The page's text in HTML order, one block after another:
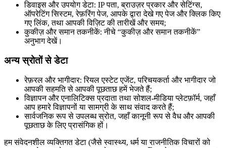
डिवाइस और उपयोग डेटा: IP पता, ब्राउज़र प्रकार और सेटिंग्स,
ऑपरेटिंग सिस्टम, रेफ़रिंग पेज, आपके द्वारा देखे गए पेज और क्लिक किए
गए लिंक, तथा आपकी विज़िट की तारीखें और समय;
कुकीज़ और समान तकनीकें: नीचे “कुकीज़ और समान तकनीकें”
अनुभाग देखें।
अन्य स्रोतों से डेटा
रेफ़रल और भागीदार: रियल एस्टेट एजेंट, परिचयकर्ता और भागीदार जो
आपकी सहमति से आपकी पूछताछ हमें भेजते हैं;
विज्ञापन और एनालिटिक्स प्रदाता तथा सोशल-मीडिया प्लेटफ़ॉर्म, जहाँ
आप हमारे विज्ञापनों या सामग्री के साथ संवाद करते हैं;
सार्वजनिक रूप से उपलब्ध स्रोत, जहाँ कानूनी रूप से वैध और आपकी
पूछताछ के लिए प्रासंगिक हों।
हम संवेदनशील व्यक्तिगत डेटा (जैसे स्वास्थ्य, धर्म या राजनीतिक विचारों को